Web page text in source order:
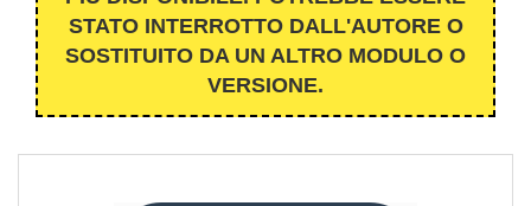
STATO INTERROTTO DALL'AUTORE O
SOSTITUITO DA UN ALTRO MODULO O
VERSIONE.